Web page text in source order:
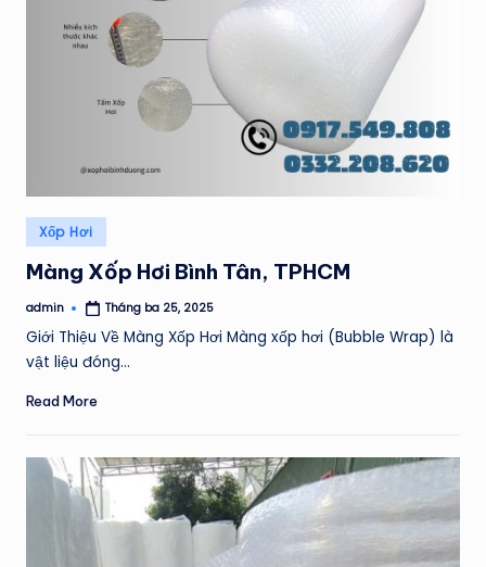
Posted
in
Xốp Hơi
Màng Xốp Hơi Bình Tân, TPHCM
Posted
admin Tháng ba 25, 2025
Giới Thiệu Về Màng Xốp Hơi Màng xốp hơi (Bubble Wrap) là
vật liệu đóng…
Read More